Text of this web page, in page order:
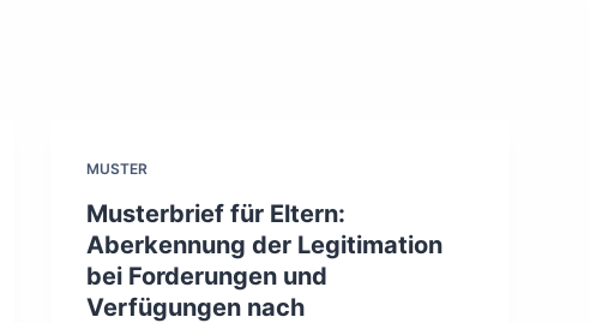
MUSTER
Musterbrief für Eltern:
Aberkennung der Legitimation
bei Forderungen und
Verfügungen nach